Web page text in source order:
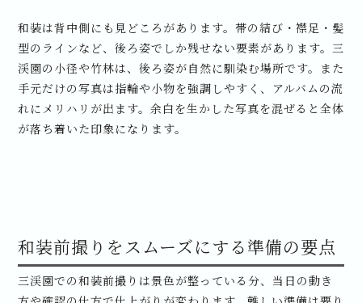
和装は背中側にも見どころがあります。帯の結び・襟足・髪
型のラインなど、後ろ姿でしか残せない要素があります。三
渓園の小径や竹林は、後ろ姿が自然に馴染む場所です。また
手元だけの写真は指輪や小物を強調しやすく、アルバムの流
れにメリハリが出ます。余白を生かした写真を混ぜると全体
が落ち着いた印象になります。
和装前撮りをスムーズにする準備の要点
三渓園での和装前撮りは景色が整っている分、当日の動き